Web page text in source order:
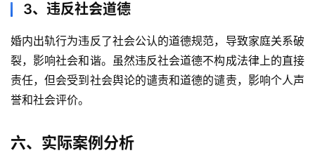
3、违反社会道德
婚内出轨行为违反了社会公认的道德规范，导致家庭关系破
裂，影响社会和谐。虽然违反社会道德不构成法律上的直接
责任，但会受到社会舆论的谴责和道德的谴责，影响个人声
誉和社会评价。
六、实际案例分析